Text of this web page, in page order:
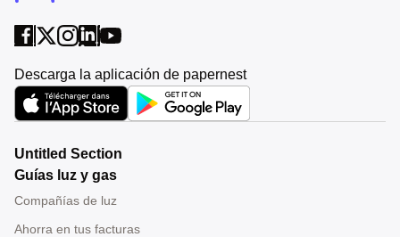
Descarga la aplicación de papernest
Untitled Section
Guías luz y gas
Compañías de luz
Ahorra en tus facturas